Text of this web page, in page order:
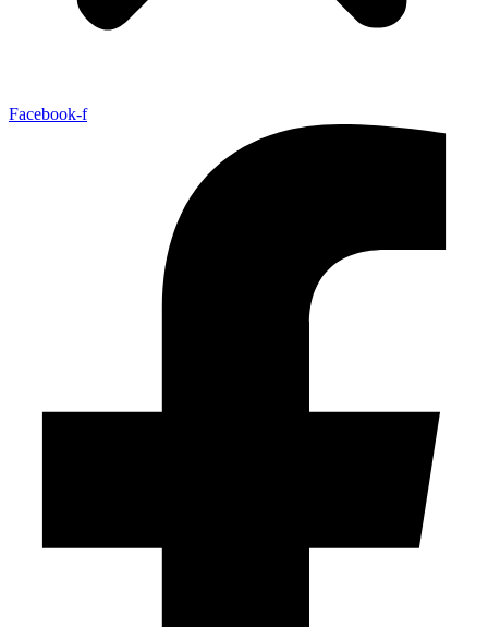
Facebook-f